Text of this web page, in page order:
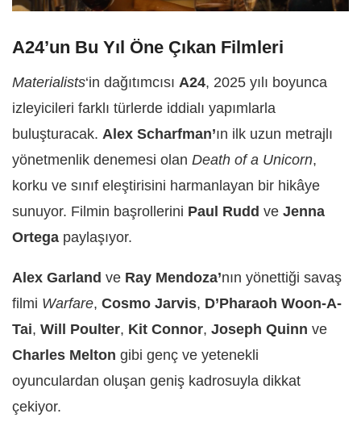
A24’un Bu Yıl Öne Çıkan Filmleri
Materialists‘in dağıtımcısı A24, 2025 yılı boyunca
izleyicileri farklı türlerde iddialı yapımlarla
buluşturacak. Alex Scharfman’ın ilk uzun metrajlı
yönetmenlik denemesi olan Death of a Unicorn,
korku ve sınıf eleştirisini harmanlayan bir hikâye
sunuyor. Filmin başrollerini Paul Rudd ve Jenna
Ortega paylaşıyor.
Alex Garland ve Ray Mendoza’nın yönettiği savaş
filmi Warfare, Cosmo Jarvis, D’Pharaoh Woon-A-
Tai, Will Poulter, Kit Connor, Joseph Quinn ve
Charles Melton gibi genç ve yetenekli
oyunculardan oluşan geniş kadrosuyla dikkat
çekiyor.